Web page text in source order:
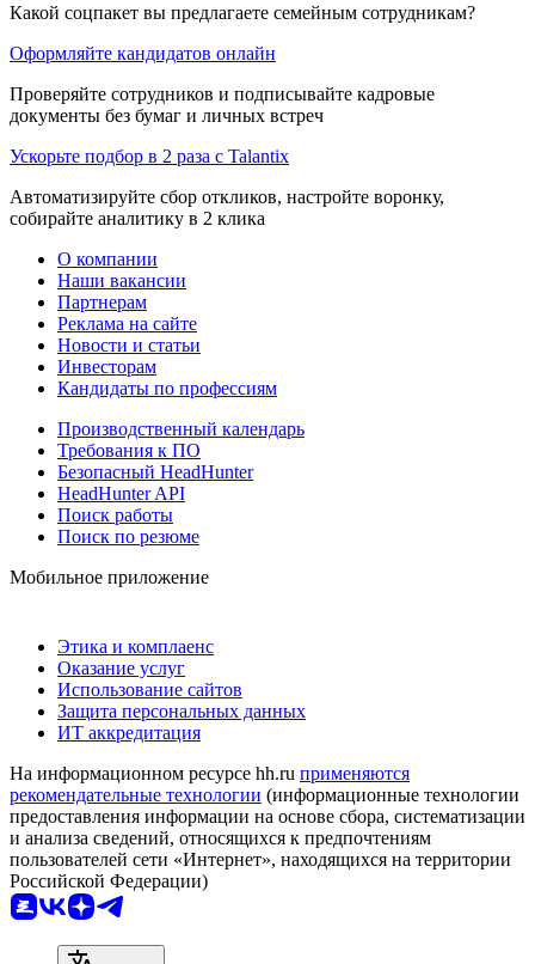
Какой соцпакет вы предлагаете семейным сотрудникам?
Оформляйте кандидатов онлайн
Проверяйте сотрудников и подписывайте кадровые
документы без бумаг и личных встреч
Ускорьте подбор в 2 раза с Talantix
Автоматизируйте сбор откликов, настройте воронку,
собирайте аналитику в 2 клика
О компании
Наши вакансии
Партнерам
Реклама на сайте
Новости и статьи
Инвесторам
Кандидаты по профессиям
Производственный календарь
Требования к ПО
Безопасный HeadHunter
HeadHunter API
Поиск работы
Поиск по резюме
Мобильное приложение
Этика и комплаенс
Оказание услуг
Использование сайтов
Защита персональных данных
ИТ аккредитация
На информационном ресурсе hh.ru применяются
рекомендательные технологии (информационные технологии
предоставления информации на основе сбора, систематизации
и анализа сведений, относящихся к предпочтениям
пользователей сети «Интернет», находящихся на территории
Российской Федерации)